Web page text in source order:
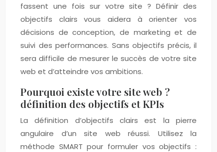
fassent une fois sur votre site ? Définir des
objectifs clairs vous aidera à orienter vos
décisions de conception, de marketing et de
suivi des performances. Sans objectifs précis, il
sera difficile de mesurer le succès de votre site
web et d’atteindre vos ambitions.
Pourquoi existe votre site web ?
définition des objectifs et KPIs
La définition d’objectifs clairs est la pierre
angulaire d’un site web réussi. Utilisez la
méthode SMART pour formuler vos objectifs :